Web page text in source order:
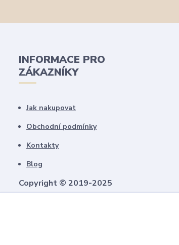
INFORMACE PRO
ZÁKAZNÍKY
Jak nakupovat
Obchodní podmínky
Kontakty
Blog
Copyright © 2019-2025